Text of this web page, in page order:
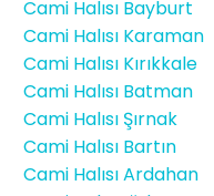
Cami Halısı Bayburt
Cami Halısı Karaman
Cami Halısı Kırıkkale
Cami Halısı Batman
Cami Halısı Şırnak
Cami Halısı Bartın
Cami Halısı Ardahan